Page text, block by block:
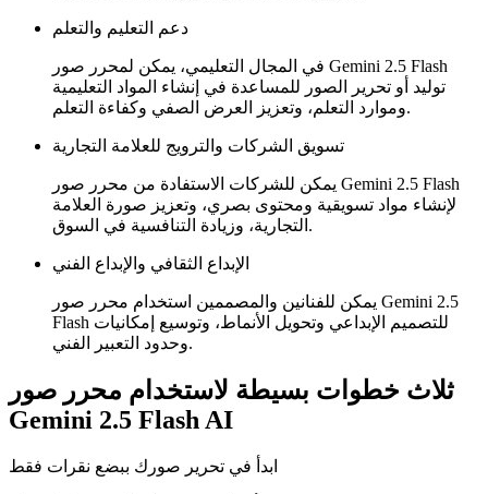
دعم التعليم والتعلم
في المجال التعليمي، يمكن لمحرر صور Gemini 2.5 Flash
توليد أو تحرير الصور للمساعدة في إنشاء المواد التعليمية
وموارد التعلم، وتعزيز العرض الصفي وكفاءة التعلم.
تسويق الشركات والترويج للعلامة التجارية
يمكن للشركات الاستفادة من محرر صور Gemini 2.5 Flash
لإنشاء مواد تسويقية ومحتوى بصري، وتعزيز صورة العلامة
التجارية، وزيادة التنافسية في السوق.
الإبداع الثقافي والإبداع الفني
يمكن للفنانين والمصممين استخدام محرر صور Gemini 2.5
Flash للتصميم الإبداعي وتحويل الأنماط، وتوسيع إمكانيات
وحدود التعبير الفني.
ثلاث خطوات بسيطة لاستخدام محرر صور
Gemini 2.5 Flash AI
ابدأ في تحرير صورك ببضع نقرات فقط